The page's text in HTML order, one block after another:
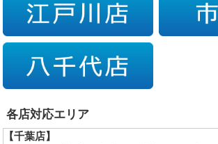
各店対応エリア
【千葉店】